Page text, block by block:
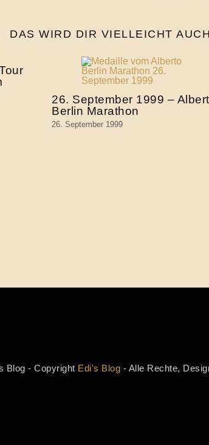
DAS WIRD DIR VIELLEICHT
26. September 1999 –
Berlin Marathon
26. September 1999
Blog - Copyright Edi's Blog - Alle Rechte,